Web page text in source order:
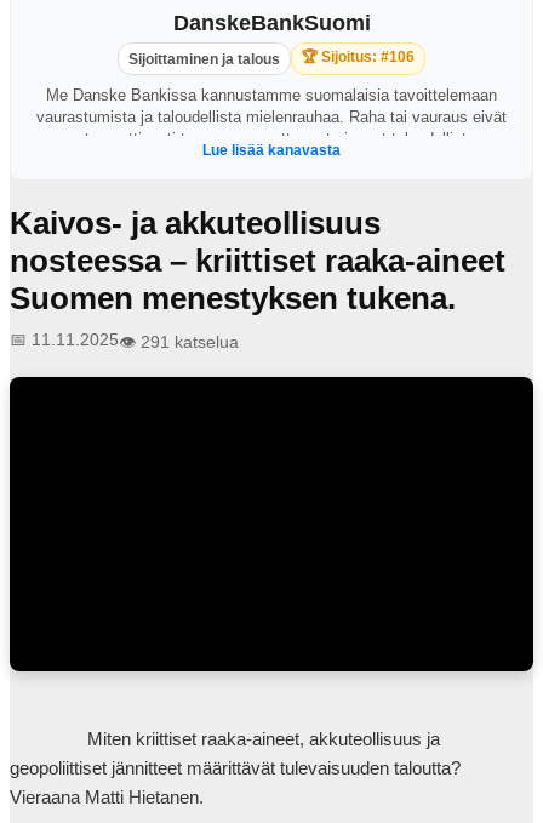
DanskeBankSuomi
Sijoittaminen ja talous 🏆 Sijoitus: #106
Me Danske Bankissa kannustamme suomalaisia tavoittelemaan
vaurastumista ja taloudellista mielenrauhaa. Raha tai vauraus eivät
automaattisesti tuo onnea, mutta ne tarjoavat taloudellista
itsenäisyyttä varsinkin epävarmoina aikoina. Tarjoamme
käsiinsä ja rakentaa taloudellista mielenrauhaa. Oivalla
mahdollisuutesi
Lue lisää kanavasta
Kaivos- ja akkuteollisuus
nosteessa – kriittiset raaka-aineet
Suomen menestyksen tukena.
📅 11.11.2025👁️ 291 katselua
geopoliittiset jännitteet määrittävät tulevaisuuden taloutta?
Vieraana Matti Hietanen.